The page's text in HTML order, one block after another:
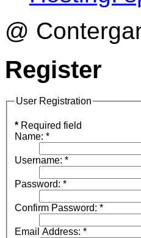
@
Register
User Registration
* Required field
Name: *
Username: *
Password: *
Confirm Password: *
Email Address: *